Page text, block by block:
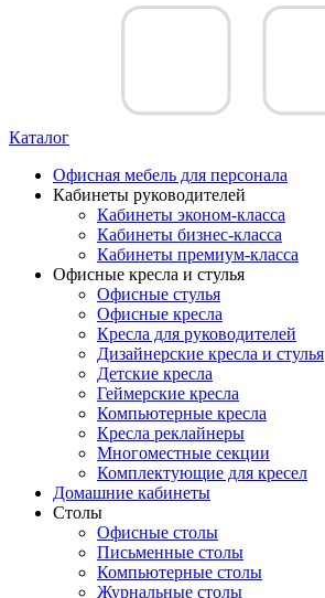
Каталог
Офисная мебель для персонала
Кабинеты руководителей
Кабинеты эконом-класса
Кабинеты бизнес-класса
Кабинеты премиум-класса
Офисные кресла и стулья
Офисные стулья
Офисные кресла
Кресла для руководителей
Дизайнерские кресла и стулья
Детские кресла
Геймерские кресла
Компьютерные кресла
Кресла реклайнеры
Многоместные секции
Комплектующие для кресел
Домашние кабинеты
Столы
Офисные столы
Письменные столы
Компьютерные столы
Журнальные столы